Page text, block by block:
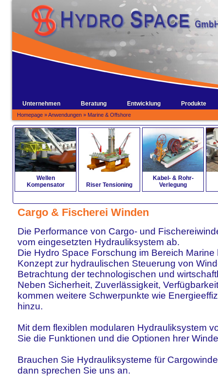
Unternehmen Beratung Entwicklung Produkte
Homepage »Anwendungen » Marine & Offshore
Wellen
Kompensator
Riser Tensioning
Kabel- & Rohr-
Verlegung
Cargo & Fischerei Winden
Die Performance von Cargo- und
vom eingesetzten Hydrauliksystem ab.
Die Hydro Space Forschung im Bereich
Konzept zur hydraulischen Steuerung von
Betrachtung der technologischen und
Neben Sicherheit, Zuverlässigkeit,
kommen weitere Schwerpunkte wie
hinzu.
Mit dem flexiblen modularen Hydrauliksystem
Sie die Funktionen und die Optionen hrer
Brauchen Sie Hydrauliksysteme für
dann sprechen Sie uns an.